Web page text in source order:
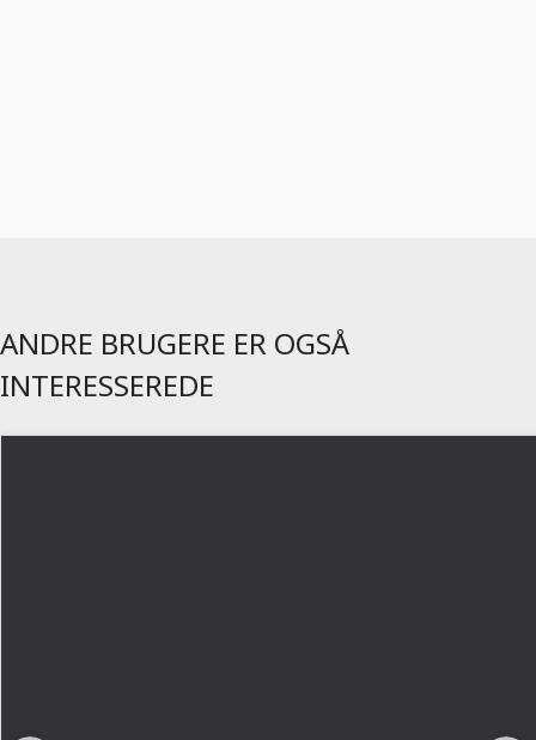
ANDRE BRUGERE ER OGSÅ
INTERESSEREDE